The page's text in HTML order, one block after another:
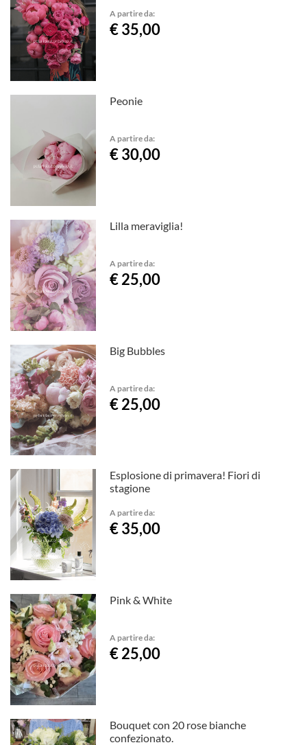
A partire da:
€ 35,00
Peonie
A partire da:
€ 30,00
Lilla meraviglia!
A partire da:
€ 25,00
Big Bubbles
A partire da:
€ 25,00
Esplosione di primavera! Fiori di
stagione
A partire da:
€ 35,00
Pink & White
A partire da:
€ 25,00
Bouquet con 20 rose bianche
confezionato.